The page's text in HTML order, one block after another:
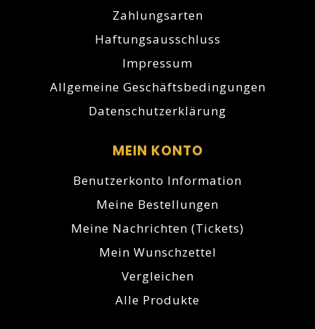
Zahlungsarten
Haftungsausschluss
Impressum
Allgemeine Geschäftsbedingungen
Datenschutzerklärung
MEIN KONTO
Benutzerkonto Information
Meine Bestellungen
Meine Nachrichten (Tickets)
Mein Wunschzettel
Vergleichen
Alle Produkte